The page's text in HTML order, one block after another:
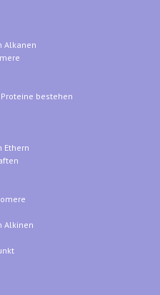
Alkanen
bestehen
Ethern
Alkinen